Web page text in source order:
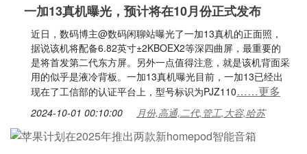
一加13真机曝光，预计将在10月份正式发布
近日，数码博主@数码闲聊站曝光了一加13真机的正面照，
据说该机将配备6.82英寸±2KBOEX2等深四曲屏，最重要的
是将首发第二代东方屏。另外一点值得注意，就是该机背面采
用的似乎是液冷背板。一加13真机曝光目前，一加13已经出
现在了工信部的认证平台上，型号标识为PJZ110……更多
2024-10-01 00:10:00 月份,高通,二代,管工,大容,哈苏